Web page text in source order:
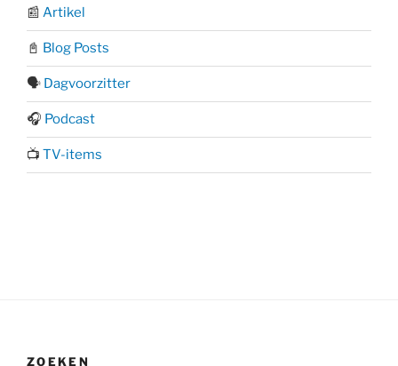
📰 Artikel
📓 Blog Posts
🗣️ Dagvoorzitter
🎧 Podcast
📺 TV-items
ZOEKEN